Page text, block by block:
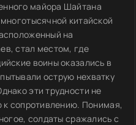
майора Шайтана
китайской
на
стал местом, где
воины оказались в
острую нехватку
эти трудности не
к сопротивлению. Понимая,
солдаты сражались с